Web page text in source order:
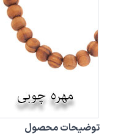
توضیحات محصول